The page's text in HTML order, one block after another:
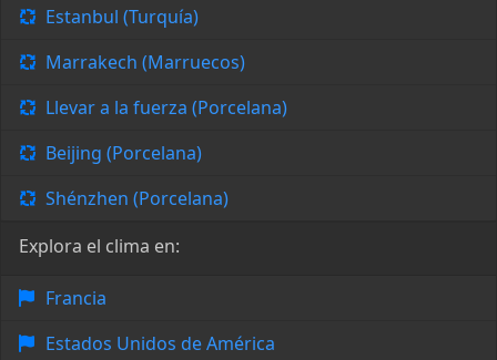
Estanbul (Turquía)
Marrakech (Marruecos)
Llevar a la fuerza (Porcelana)
Beijing (Porcelana)
Shénzhen (Porcelana)
Explora el clima en:
Francia
Estados Unidos de América